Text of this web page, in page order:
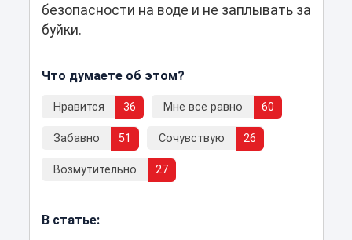
безопасности на воде и не заплывать за
буйки.
Что думаете об этом?
Нравится 36 Мне все равно 60
Забавно 51 Сочувствую 26
Возмутительно 27
В статье: